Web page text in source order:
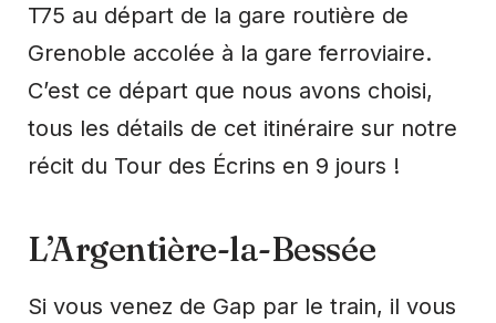
T75 au départ de la gare routière de
Grenoble accolée à la gare ferroviaire.
C’est ce départ que nous avons choisi,
tous les détails de cet itinéraire sur notre
récit du Tour des Écrins en 9 jours !
L’Argentière-la-Bessée
Si vous venez de Gap par le train, il vous